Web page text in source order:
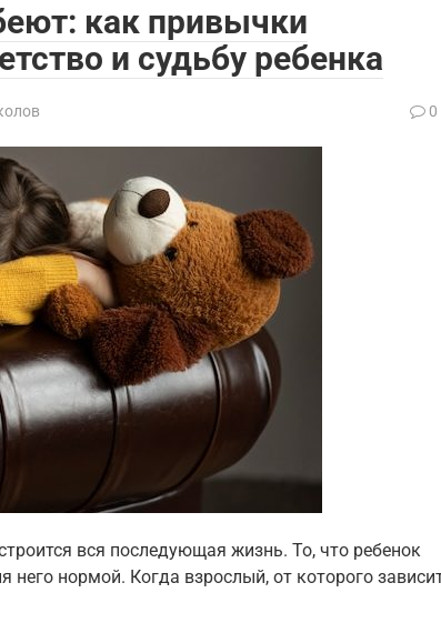
как привычки
и судьбу ребенка
0
вся последующая жизнь. То, что ребенок
него нормой. Когда взрослый, от которого